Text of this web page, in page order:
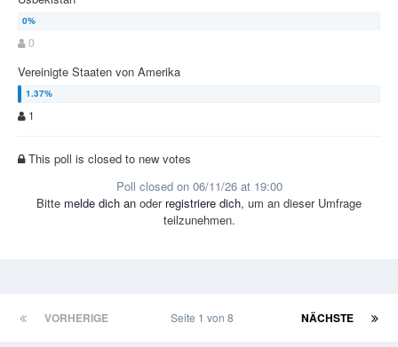
0
Vereinigte Staaten von Amerika
1
This poll is closed to new votes
Bitte melde dich an oder registriere dich, um an dieser Umfrage
teilzunehmen.
Poll closed on 06/11/26 at 19:00
VORHERIGE NÄCHSTE
Seite 1 von 8